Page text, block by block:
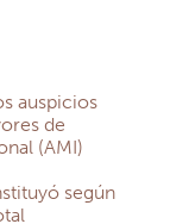
auspicios
de
(AMI)
según